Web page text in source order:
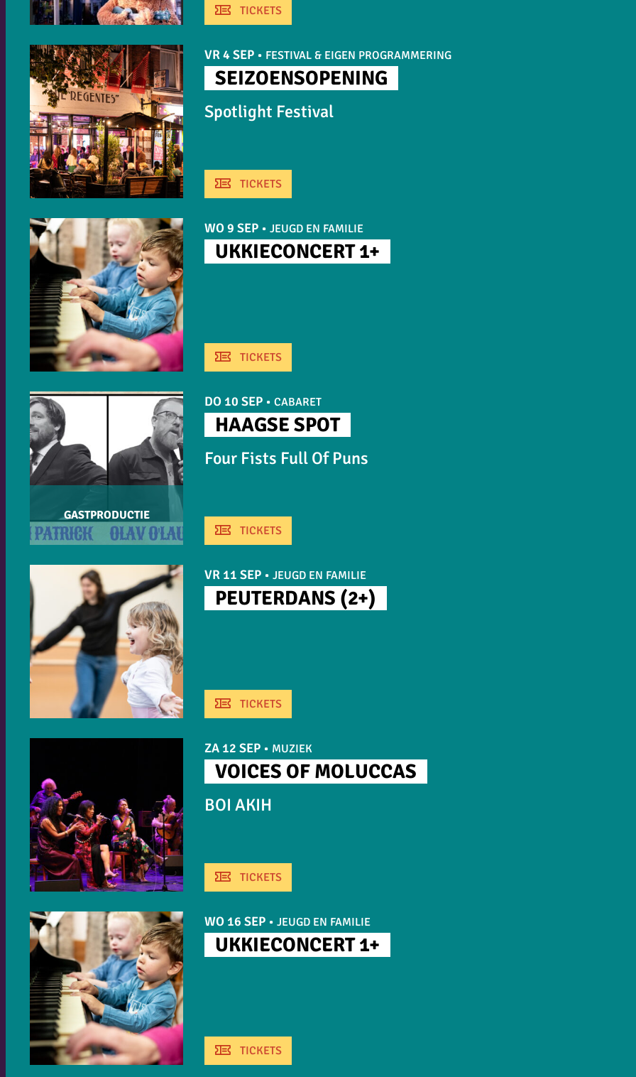
TICKETS
VR 4 SEP • FESTIVAL & EIGEN PROGRAMMERING
SEIZOENSOPENING
Spotlight Festival
TICKETS
WO 9 SEP • JEUGD EN FAMILIE
UKKIECONCERT 1+
TICKETS
GASTPRODUCTIE
DO 10 SEP • CABARET
HAAGSE SPOT
Four Fists Full Of Puns
TICKETS
VR 11 SEP • JEUGD EN FAMILIE
PEUTERDANS (2+)
TICKETS
ZA 12 SEP • MUZIEK
VOICES OF MOLUCCAS
BOI AKIH
TICKETS
WO 16 SEP • JEUGD EN FAMILIE
UKKIECONCERT 1+
TICKETS